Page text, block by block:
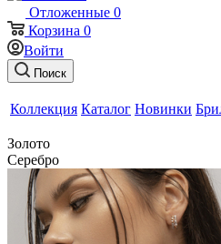
Отложенные 0
Корзина 0
Войти
Поиск
Коллекция Каталог Новинки
Золото
Серебро